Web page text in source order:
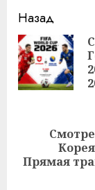
чтение
Назад
Следующая
запись:
Прямая